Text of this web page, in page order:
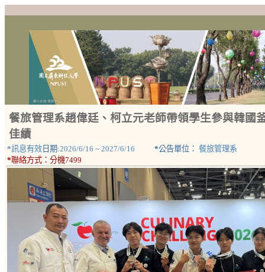
餐旅管理系趙偉廷、柯立元老師帶領學生參與韓
佳績
*訊息有效 日期:2026/6/16 ~ 2027/6/16 *公告單位： 餐旅管理系
*聯絡方式： 分機7499